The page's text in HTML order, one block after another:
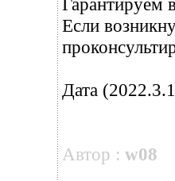
Гарантируем
Если
Дата
Автор : w08